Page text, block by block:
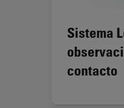
Sistema
contacto